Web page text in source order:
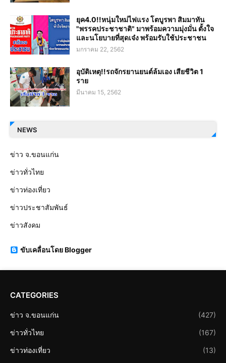
ยุค4.0!!หนุ่มใหม่ไฟแรง โตบูรพา สิมมาทัน
"พรรคประชาชาติ" มาพร้อมความมุ่งมั่น ตั้งใจ
และนโยบายที่สุดเจ๋ง พร้อมรับใช้ประชาชน
มกราคม 22, 2562
อุบัติเหตุ!!รถจักรยานยนต์ล้มเอง เสียชีวิต 1
ราย
มีนาคม 15, 2562
NEWS
ข่าว จ.ขอนแก่น
ข่าวทั่วไทย
ข่าวท่องเที่ยว
ข่าวประชาสัมพันธ์
ข่าวสังคม
ขับเคลื่อนโดย Blogger
CATEGORIES
ข่าว จ.ขอนแก่น (427)
ข่าวทั่วไทย (167)
ข่าวท่องเที่ยว (13)